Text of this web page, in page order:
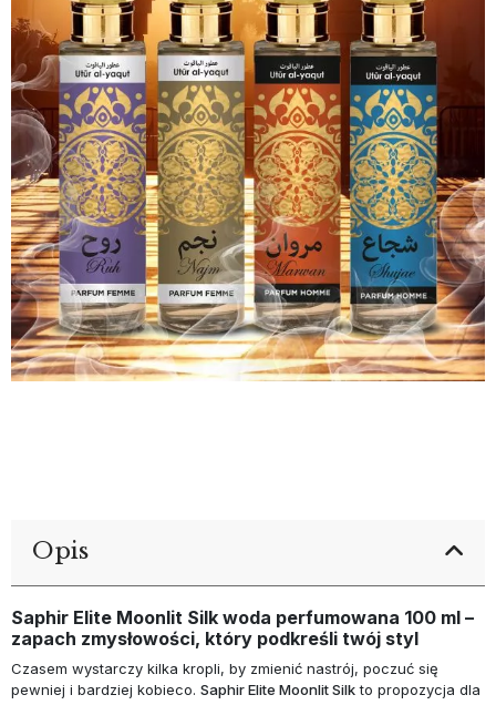
Opis
Saphir Elite Moonlit Silk woda perfumowana 100 ml –
zapach zmysłowości, który podkreśli twój styl
Czasem wystarczy kilka kropli, by zmienić nastrój, poczuć się
pewniej i bardziej kobieco. Saphir Elite Moonlit Silkto propozycja dla